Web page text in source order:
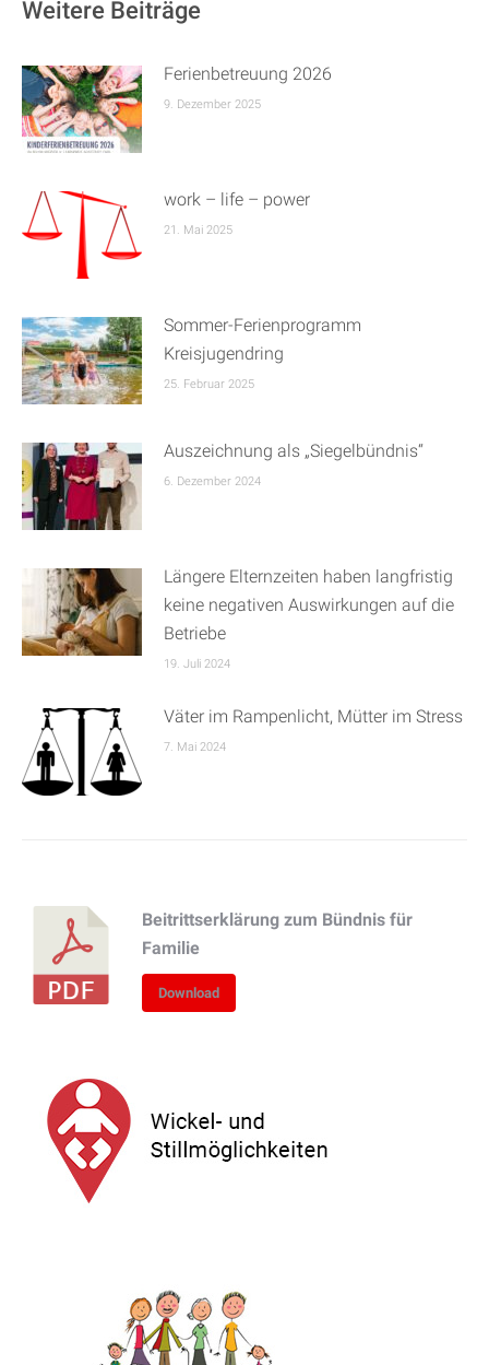
Weitere Beiträge
Ferienbetreuung 2026
9. Dezember 2025
work – life – power
21. Mai 2025
Sommer-Ferienprogramm
Kreisjugendring
25. Februar 2025
Auszeichnung als „Siegelbündnis“
6. Dezember 2024
Längere Elternzeiten haben langfristig
keine negativen Auswirkungen auf die
Betriebe
19. Juli 2024
Väter im Rampenlicht, Mütter im Stress
7. Mai 2024
Beitrittserklärung zum Bündnis für
Familie
Download